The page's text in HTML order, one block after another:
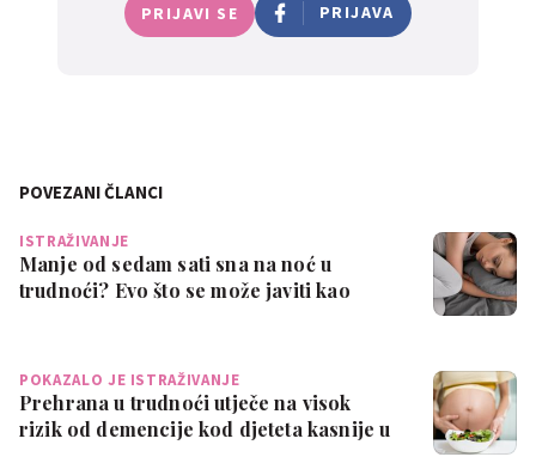
PRIJAVI SE PRIJAVA
POVEZANI ČLANCI
ISTRAŽIVANJE
Manje od sedam sati sna na noć u
trudnoći? Evo što se može javiti kao
POKAZALO JE ISTRAŽIVANJE
Prehrana u trudnoći utječe na visok
rizik od demencije kod djeteta kasnije u